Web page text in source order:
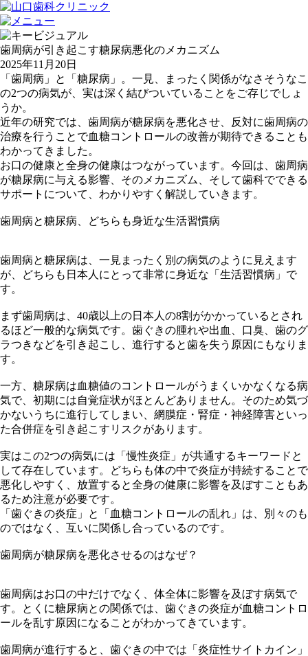
歯周病が引き起こす糖尿病悪化のメカニズム
2025年11月20日
「歯周病」と「糖尿病」。一見、まったく関係がなさそうなこ
の2つの病気が、実は深く結びついていることをご存じでしょ
うか。
近年の研究では、歯周病が糖尿病を悪化させ、反対に歯周病の
治療を行うことで血糖コントロールの改善が期待できることも
わかってきました。
お口の健康と全身の健康はつながっています。今回は、歯周病
が糖尿病に与える影響、そのメカニズム、そして歯科でできる
サポートについて、わかりやすく解説していきます。
歯周病と糖尿病、どちらも身近な生活習慣病
歯周病と糖尿病は、一見まったく別の病気のように見えます
が、どちらも日本人にとって非常に身近な「生活習慣病」で
す。
まず歯周病は、40歳以上の日本人の8割がかかっているとされ
るほど一般的な病気です。歯ぐきの腫れや出血、口臭、歯のグ
ラつきなどを引き起こし、進行すると歯を失う原因にもなりま
す。
一方、糖尿病は血糖値のコントロールがうまくいかなくなる病
気で、初期には自覚症状がほとんどありません。そのため気づ
かないうちに進行してしまい、網膜症・腎症・神経障害といっ
た合併症を引き起こすリスクがあります。
実はこの2つの病気には「慢性炎症」が共通するキーワードと
して存在しています。どちらも体の中で炎症が持続することで
悪化しやすく、放置すると全身の健康に影響を及ぼすこともあ
るため注意が必要です。
「歯ぐきの炎症」と「血糖コントロールの乱れ」は、別々のも
のではなく、互いに関係し合っているのです。
歯周病が糖尿病を悪化させるのはなぜ？
歯周病はお口の中だけでなく、体全体に影響を及ぼす病気で
す。とくに糖尿病との関係では、歯ぐきの炎症が血糖コントロ
ールを乱す原因になることがわかってきています。
歯周病が進行すると、歯ぐきの中では「炎症性サイトカイン」